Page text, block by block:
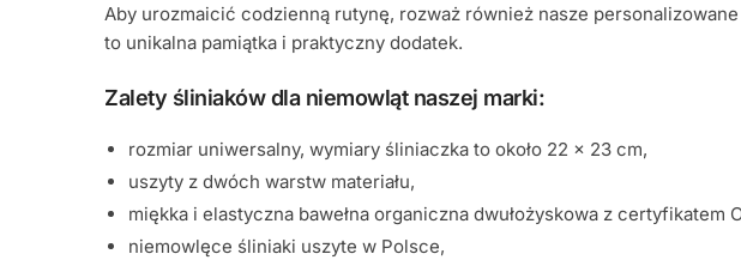
Aby urozmaicić codzienną rutynę, rozważ również nasze
to unikalna pamiątka i praktyczny dodatek.
Zalety śliniaków dla niemowląt naszej marki:
rozmiar uniwersalny, wymiary śliniaczka to około 22 x 23 cm,
uszyty z dwóch warstw materiału,
miękka i elastyczna bawełna organiczna dwułożyskowa z certyfikatem
niemowlęce śliniaki uszyte w Polsce,